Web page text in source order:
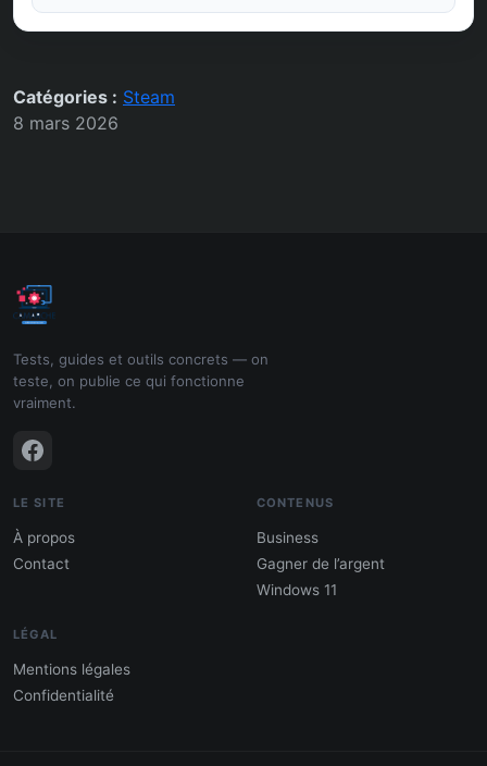
Catégories : Steam
8 mars 2026
Tests, guides et outils concrets — on
teste, on publie ce qui fonctionne
vraiment.
LE SITE
À propos
Contact
CONTENUS
Business
Gagner de l’argent
Windows 11
LÉGAL
Mentions légales
Confidentialité